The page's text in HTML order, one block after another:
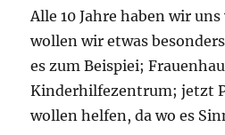
Alle 10 Jahre haben wir
wollen wir etwas
es zum Beispiei;
Kinderhilfezentrum; jetzt
wollen helfen, da wo es